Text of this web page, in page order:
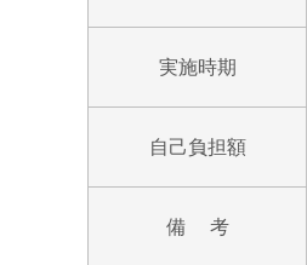
実施時期
自己負担額
備 考